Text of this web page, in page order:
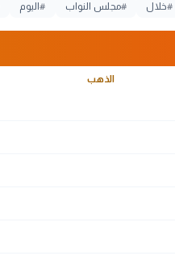
#خلال #مجلس النواب #اليوم
الذهب